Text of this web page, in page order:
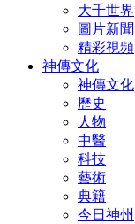
大千世界
圖片新聞
精彩視頻
神傳文化
神傳文化
歷史
人物
中醫
科技
藝術
典籍
今日神州